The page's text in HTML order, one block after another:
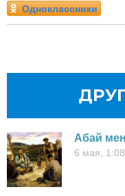
Одноклассники
Абай
6 мая, 1:08